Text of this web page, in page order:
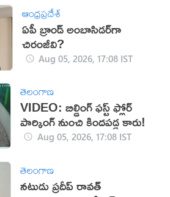
ఆంధ్రప్రదేశ్
ఏపీ బ్రాండ్ అంబాసిడర్‌గా
చిరంజీవి?
Aug 05, 2026, 17:08 IST
తెలంగాణ
VIDEO: బిల్డింగ్ ఫస్ట్ ఫ్లోర్
పార్కింగ్ నుంచి కిందపడ్డ కారు!
Aug 05, 2026, 17:08 IST
తెలంగాణ
నటుడు ప్రదీప్ రావత్